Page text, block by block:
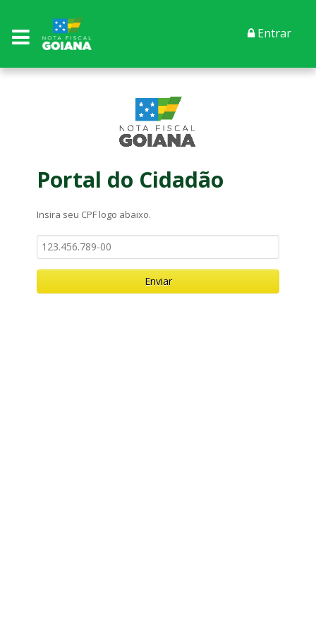
Entrar
Portal do Cidadão
Insira seu CPF logo abaixo.
Enviar